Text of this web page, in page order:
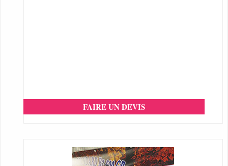
FAIRE UN DEVIS